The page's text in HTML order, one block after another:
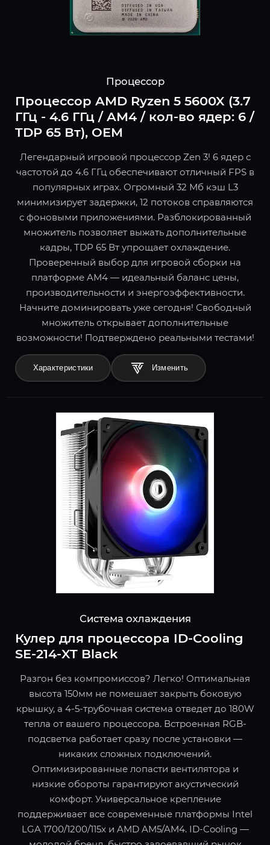
Процессор
Процессор AMD Ryzen 5 5600X (3.7
ГГц - 4.6 ГГц / AM4 / кол-во ядер: 6 /
TDP 65 Вт), OEM
Легендарный игровой процессор Zen 3! 6 ядер с
частотой до 4.6 ГГц обеспечивают отличный FPS в
популярных играх. Огромный 32 Мб кэш L3
минимизирует задержки, 12 потоков справляются
с фоновыми приложениями. Разблокированный
множитель позволяет выжать дополнительные
кадры, TDP 65 Вт упрощает охлаждение.
Проверенный выбор для игровой сборки на
платформе AM4 — идеальный баланс цены,
производительности и энергоэффективности.
Начните доминировать уже сегодня! Свободный
множитель открывает дополнительные
возможности! Подтверждено реальными тестами!
Характеристики
Система охлаждения
Кулер для процессора ID-Cooling
SE-214-XT Black
Разгон без компромиссов? Легко! Оптимальная
высота 150мм не помешает закрыть боковую
крышку, а 4-5-трубочная система отведет до 180W
тепла от вашего процессора. Встроенная RGB-
подсветка работает сразу после установки —
никаких сложных подключений.
Оптимизированные лопасти вентилятора и
низкие обороты гарантируют акустический
комфорт. Универсальное крепление
поддерживает все современные платформы Intel
LGA 1700/1200/115x и AMD AM5/AM4. ID-Cooling —